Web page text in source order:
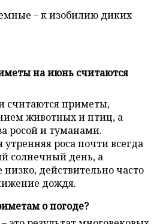
– к изобилию диких
на июнь считаются
приметы,
животных и птиц, а
росой и туманами.
роса почти всегда
солнечный день, а
действительно часто
дождя.
о погоде?